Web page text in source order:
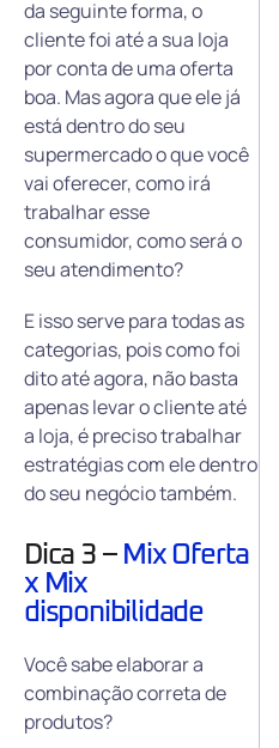
da seguinte forma, o
cliente foi até a sua loja
por conta de uma oferta
boa. Mas agora que ele já
está dentro do seu
supermercado o que você
vai oferecer, como irá
trabalhar esse
consumidor, como será o
seu atendimento?
E isso serve para todas as
categorias, pois como foi
dito até agora, não basta
apenas levar o cliente até
a loja, é preciso trabalhar
estratégias com ele dentro
do seu negócio também.
Dica 3 – Mix Oferta
x Mix
disponibilidade
Você sabe elaborar a
combinação correta de
produtos?